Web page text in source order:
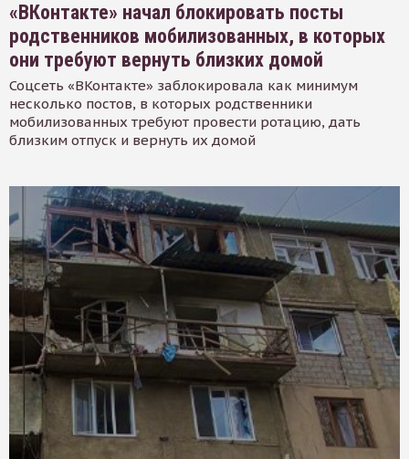
«ВКонтакте» начал блокировать посты
родственников мобилизованных, в которых
они требуют вернуть близких домой
Соцсеть «ВКонтакте» заблокировала как минимум
несколько постов, в которых родственники
мобилизованных требуют провести ротацию, дать
близким отпуск и вернуть их домой